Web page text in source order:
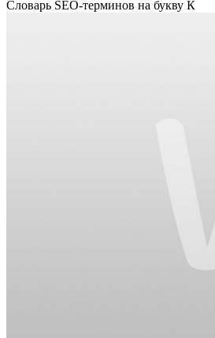
Словарь SEO-терминов на букву К